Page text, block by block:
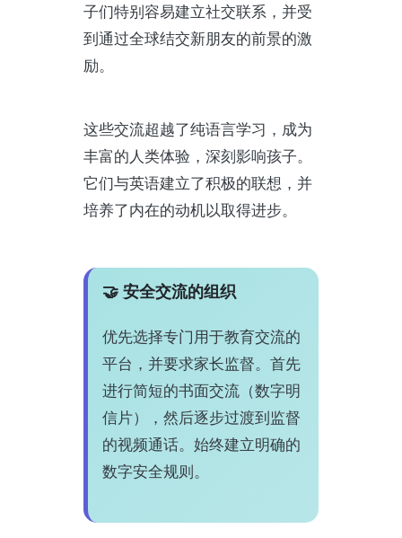
子们特别容易建立社交联系，并受
到通过全球结交新朋友的前景的激
励。
这些交流超越了纯语言学习，成为
丰富的人类体验，深刻影响孩子。
它们与英语建立了积极的联想，并
培养了内在的动机以取得进步。
🤝 安全交流的组织
优先选择专门用于教育交流的
平台，并要求家长监督。首先
进行简短的书面交流（数字明
信片），然后逐步过渡到监督
的视频通话。始终建立明确的
数字安全规则。